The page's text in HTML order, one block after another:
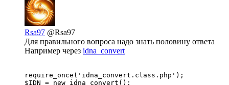
Rsa97 @Rsa97
Для правильного вопроса надо знать половину ответа
Например через idna_convert
require_once('idna_convert.class.php');
$IDN = new idna_convert();